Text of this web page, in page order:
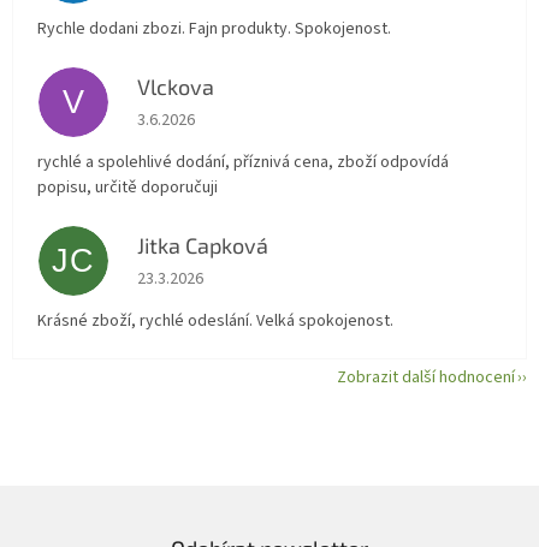
Rychle dodani zbozi. Fajn produkty. Spokojenost.
V Vlckova
Hodnocení obchodu je 5 z 5 hvězdiček.
3.6.2026
rychlé a spolehlivé dodání, příznivá cena, zboží odpovídá
popisu, určitě doporučuji
JC Jitka Capková
Hodnocení obchodu je 5 z 5 hvězdiček.
23.3.2026
Krásné zboží, rychlé odeslání. Velká spokojenost.
Zobrazit další hodnocení